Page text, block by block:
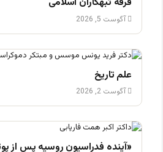
آگوست 5, 2026
علم تاریخ
آگوست 2, 2026
«آینده فدراسیون روسیه پس از